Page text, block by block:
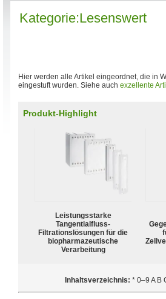
Kategorie:Lesenswert
Hier werden alle Artikel eingeordnet, die in
eingestuft wurden. Siehe auch exzellente
Produkt-Highlight
Leistungsstarke
Tangentialfluss-
Filtrationslösungen für die
biopharmazeutische
Verarbeitung
Inhaltsverzeichnis: * 0–9 A B